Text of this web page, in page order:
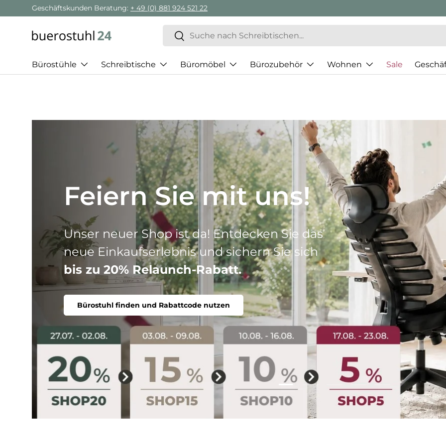
Direkt zum Inhalt
Geschäftskunden Beratung: + 49 (0) 881 924 521 22
Suchen
Suchen
Bürostühle Schreibtische Büromöbel Bürozubehör Wohnen Sale
Best of HJH
Drei Produktlinien, ein Ziel: Ihr perfekter
Stuhl. Ergonomisch, komfortabel, individuell.
Bürostuhl finden
Folie laden 1 von 5
Folie laden 2 von 5
Folie laden 3 von 5
Folie laden 4 von 5
Folie laden 5